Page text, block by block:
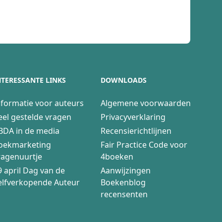
binnen je relatie. Als je denkt
hebben gezeten. Het boek
LINKS
voor auteurs
gestelde vragen
in de media
april Dag van de
Auteur
DOWNLOADS
Algemene voorwaarden
Privacyverklaring
Recensierichtlijnen
Fair Practice Code voor
4boeken
Aanwijzingen
Boekenblog
recensenten